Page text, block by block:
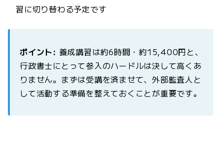
習に切り替わる予定です
ポイント: 養成講習は約6時間・約15,400円と、
行政書士にとって参入のハードルは決して高くあ
りません。まずは受講を済ませて、外部監査人と
して活動する準備を整えておくことが重要です。